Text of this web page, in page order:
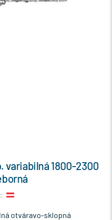
variabilná 1800-2300
otváravo-sklopná